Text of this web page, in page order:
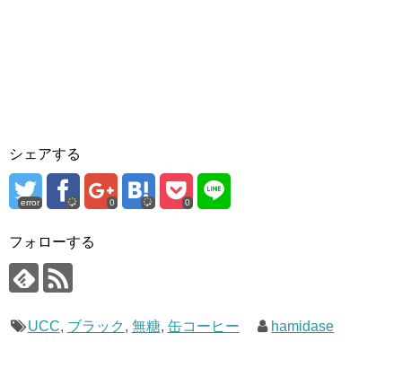
シェアする
error 0 0
フォローする
UCC, ブラック , 無糖, 缶コーヒー hamidase